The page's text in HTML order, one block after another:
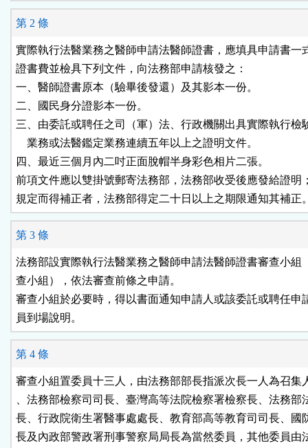
鈕
區
第 2 條
實際執行法醫業務之醫師申請法醫師證書，應填具申請書一
證書費並檢具下列文件，向法務部申請核發之：
一、醫師證書原本（驗畢後發還）及其影本一份。
二、國民身分證影本一份。
三、由委託或聘任之司（軍）法、行政機關出具實際執行檢
    業務或法醫鑑定業務連續五年以上之證明文件。
四、最近三個月內二吋正面脫帽半身彩色相片二張。
前項文件應以雙掛號郵寄法務部，法務部收受後應發給證明
規定而得補正者，法務部得定二十日以上之期限通知其補正
第 3 條
法務部設實際執行法醫業務之醫師申請法醫師證書審查小組
查小組），依法審查前條之申請。
審查小組於必要時，得以書面通知申請人或該委託或聘任申
員到場說明。
第 4 條
審查小組置委員十三人，由法務部部長指派次長一人為召集
、法務部檢察司司長、臺灣高等法院檢察署檢察長、法務部
長、行政院衛生署醫事處處長、教育部高等教育司司長、國
長及內政部警政署刑事警察局局長為當然委員，其他委員由